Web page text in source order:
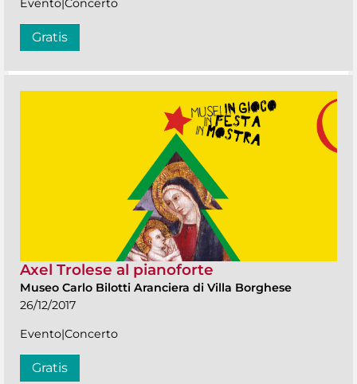
Evento|Concerto
Gratis
Axel Trolese al pianoforte
Museo Carlo Bilotti Aranciera di Villa Borghese
26/12/2017
Evento|Concerto
Gratis